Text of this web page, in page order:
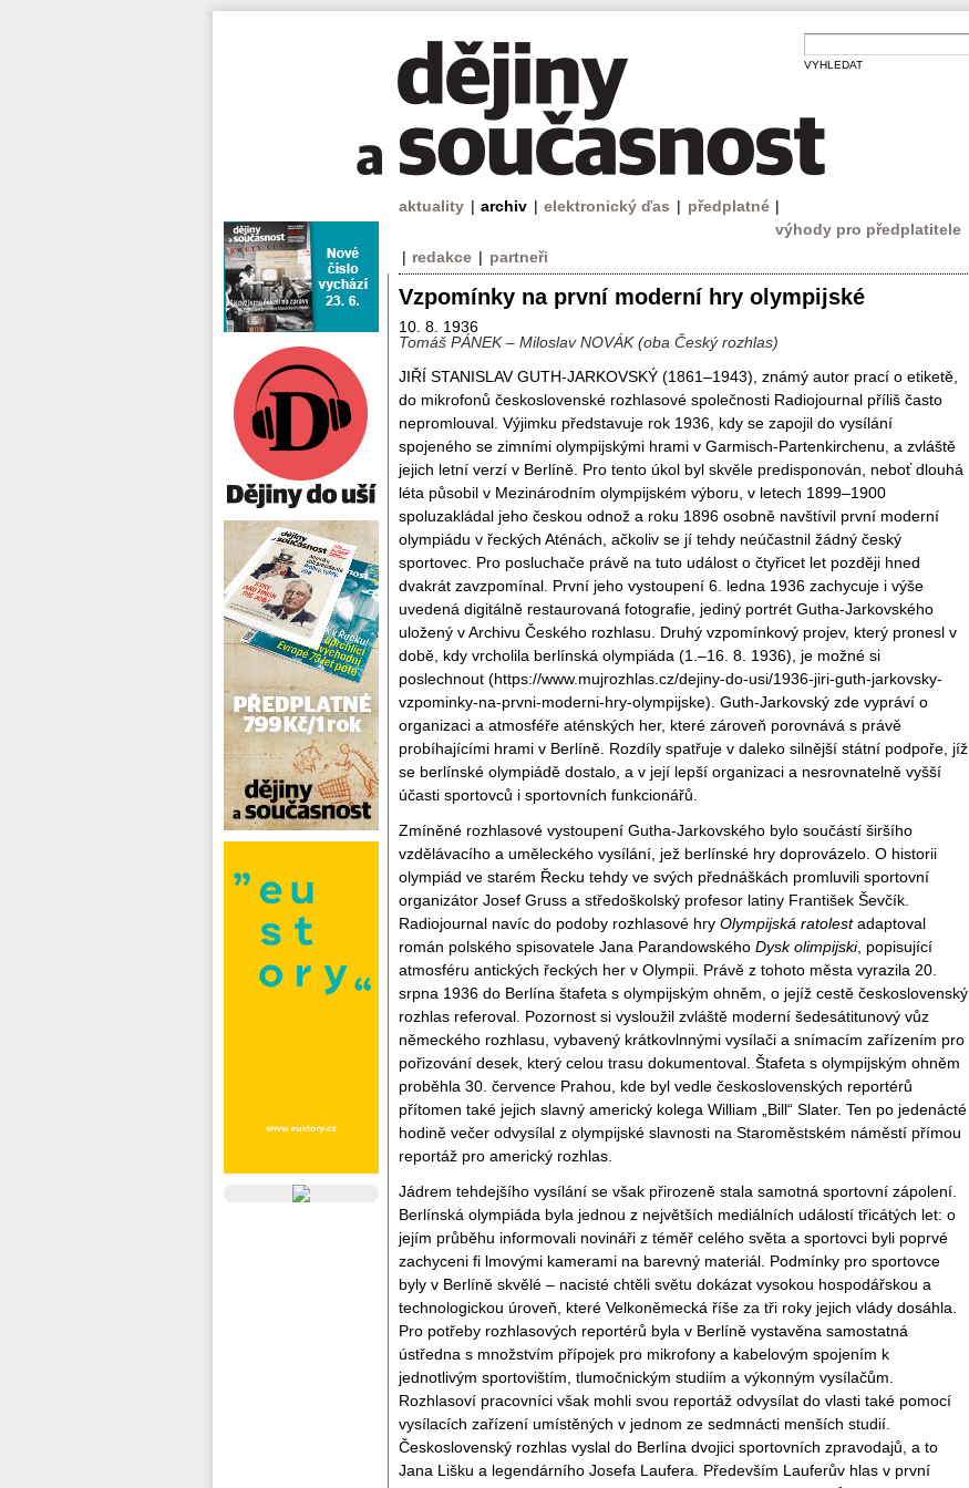
aktuality | archiv | elektronický ďas | předplatné |
výhody pro předplatitele
| redakce | partneři
VYHLEDAT
Vzpomínky na první moderní hry olympijské
10. 8. 1936
Tomáš PÁNEK – Miloslav NOVÁK (oba Český rozhlas)
JIŘÍ STANISLAV GUTH-JARKOVSKÝ (1861–1943), známý autor prací o etiketě,
do mikrofonů československé rozhlasové společnosti Radiojournal příliš často
nepromlouval. Výjimku představuje rok 1936, kdy se zapojil do vysílání
spojeného se zimními olympijskými hrami v Garmisch-Partenkirchenu, a zvláště
jejich letní verzí v Berlíně. Pro tento úkol byl skvěle predisponován, neboť dlouhá
léta působil v Mezinárodním olympijském výboru, v letech 1899–1900
spoluzakládal jeho českou odnož a roku 1896 osobně navštívil první moderní
olympiádu v řeckých Aténách, ačkoliv se jí tehdy neúčastnil žádný český
sportovec. Pro posluchače právě na tuto událost o čtyřicet let později hned
dvakrát zavzpomínal. První jeho vystoupení 6. ledna 1936 zachycuje i výše
uvedená digitálně restaurovaná fotografie, jediný portrét Gutha-Jarkovského
uložený v Archivu Českého rozhlasu. Druhý vzpomínkový projev, který pronesl v
době, kdy vrcholila berlínská olympiáda (1.–16. 8. 1936), je možné si
poslechnout (https://www.mujrozhlas.cz/dejiny-do-usi/1936-jiri-guth-jarkovsky-
vzpominky-na-prvni-moderni-hry-olympijske). Guth-Jarkovský zde vypráví o
organizaci a atmosféře aténských her, které zároveň porovnává s právě
probíhajícími hrami v Berlíně. Rozdíly spatřuje v daleko silnější státní podpoře, jíž
se berlínské olympiádě dostalo, a v její lepší organizaci a nesrovnatelně vyšší
účasti sportovců i sportovních funkcionářů.
Zmíněné rozhlasové vystoupení Gutha-Jarkovského bylo součástí širšího
vzdělávacího a uměleckého vysílání, jež berlínské hry doprovázelo. O historii
olympiád ve starém Řecku tehdy ve svých přednáškách promluvili sportovní
organizátor Josef Gruss a středoškolský profesor latiny František Ševčík.
Radiojournal navíc do podoby rozhlasové hry Olympijská ratolestadaptoval
román polského spisovatele Jana Parandowského Dysk olimpijski, popisující
atmosféru antických řeckých her v Olympii. Právě z tohoto města vyrazila 20.
srpna 1936 do Berlína štafeta s olympijským ohněm, o jejíž cestě československý
rozhlas referoval. Pozornost si vysloužil zvláště moderní šedesátitunový vůz
německého rozhlasu, vybavený krátkovlnnými vysílači a snímacím zařízením pro
pořizování desek, který celou trasu dokumentoval. Štafeta s olympijským ohněm
proběhla 30. července Prahou, kde byl vedle československých reportérů
přítomen také jejich slavný americký kolega William „Bill“ Slater. Ten po jedenácté
hodině večer odvysílal z olympijské slavnosti na Staroměstském náměstí přímou
reportáž pro americký rozhlas.
Jádrem tehdejšího vysílání se však přirozeně stala samotná sportovní zápolení.
Berlínská olympiáda byla jednou z největších mediálních událostí třicátých let: o
jejím průběhu informovali novináři z téměř celého světa a sportovci byli poprvé
zachyceni fi lmovými kamerami na barevný materiál. Podmínky pro sportovce
byly v Berlíně skvělé – nacisté chtěli světu dokázat vysokou hospodářskou a
technologickou úroveň, které Velkoněmecká říše za tři roky jejich vlády dosáhla.
Pro potřeby rozhlasových reportérů byla v Berlíně vystavěna samostatná
ústředna s množstvím přípojek pro mikrofony a kabelovým spojením k
jednotlivým sportovištím, tlumočnickým studiím a výkonným vysílačům.
Rozhlasoví pracovníci však mohli svou reportáž odvysílat do vlasti také pomocí
vysílacích zařízení umístěných v jednom ze sedmnácti menších studií.
Československý rozhlas vyslal do Berlína dvojici sportovních zpravodajů, a to
Jana Lišku a legendárního Josefa Laufera. Především Lauferův hlas v první